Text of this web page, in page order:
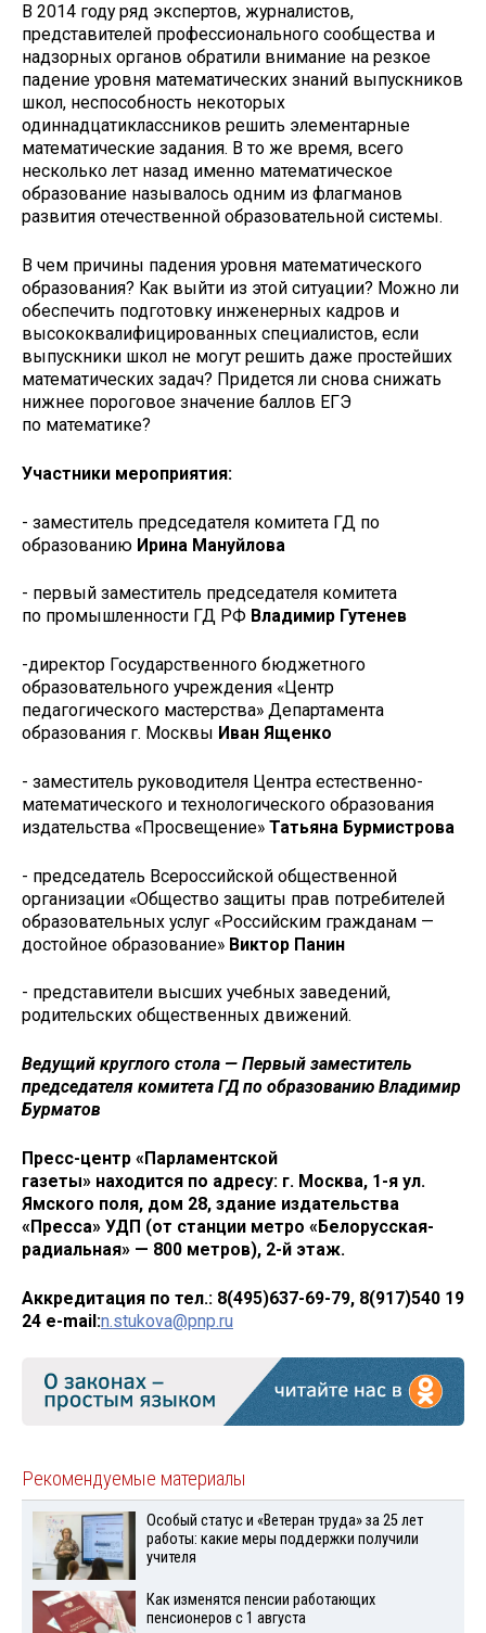
В 2014 году ряд экспертов, журналистов,
представителей профессионального сообщества и
надзорных органов обратили внимание на резкое
падение уровня математических знаний выпускников
школ, неспособность некоторых
одиннадцатиклассников решить элементарные
математические задания. В то же время, всего
несколько лет назад именно математическое
образование называлось одним из флагманов
развития отечественной образовательной системы.
В чем причины падения уровня математического
образования? Как выйти из этой ситуации? Можно ли
обеспечить подготовку инженерных кадров и
высококвалифицированных специалистов, если
выпускники школ не могут решить даже простейших
математических задач? Придется ли снова снижать
нижнее пороговое значение баллов ЕГЭ
по математике?
Участники мероприятия:
- заместитель председателя комитета ГД по
образованию Ирина Мануйлова
- первый заместитель председателя комитета
по промышленности ГД РФ Владимир Гутенев
-директор Государственного бюджетного
образовательного учреждения «Центр
педагогического мастерства» Департамента
образования г. Москвы Иван Ященко
- заместитель руководителя Центра естественно-
математического и технологического образования
издательства «Просвещение» Татьяна Бурмистрова
- председатель Всероссийской общественной
организации «Общество защиты прав потребителей
образовательных услуг «Российским гражданам —
достойное образование» Виктор Панин
- представители высших учебных заведений,
родительских общественных движений.
Ведущий круглого стола — Первый заместитель
председателя комитета ГД по образованию Владимир
Бурматов
Пресс-центр «Парламентской
газеты» находится по адресу: г. Москва, 1-я ул.
Ямского поля, дом 28, здание издательства
«Пресса» УДП (от станции метро «Белорусская-
радиальная» — 800 метров), 2-й этаж.
Аккредитация по тел.: 8(495)637-69-79, 8(917)540 19
24 e-mail:n.stukova@pnp.ru
Рекомендуемые материалы
Особый статус и «Ветеран труда» за 25 лет
работы: какие меры поддержки получили
учителя
Как изменятся пенсии работающих
пенсионеров с 1 августа